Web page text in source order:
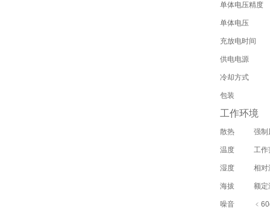
单体电压精度
单体电压
充放电时间
供电电源
冷却方式
包装
工作环境
散热 强制
温度 工
湿度 相
海拔 额定
噪音